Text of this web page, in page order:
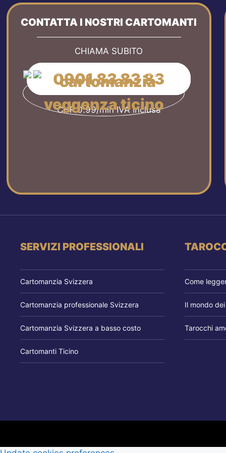
CONTATTA I NOSTRI CARTOMANTI
CHIAMA SUBITO
0901 83 83 83
CHF 0.99/min IVA inclusa
SERVIZI PROFESSIONALI
Cartomanzia Svizzera
Cartomanzia professionale Svizzera
Cartomanzia Svizzera a basso costo
Cartomanti Ticino
Come
Il mondo
Tarocchi